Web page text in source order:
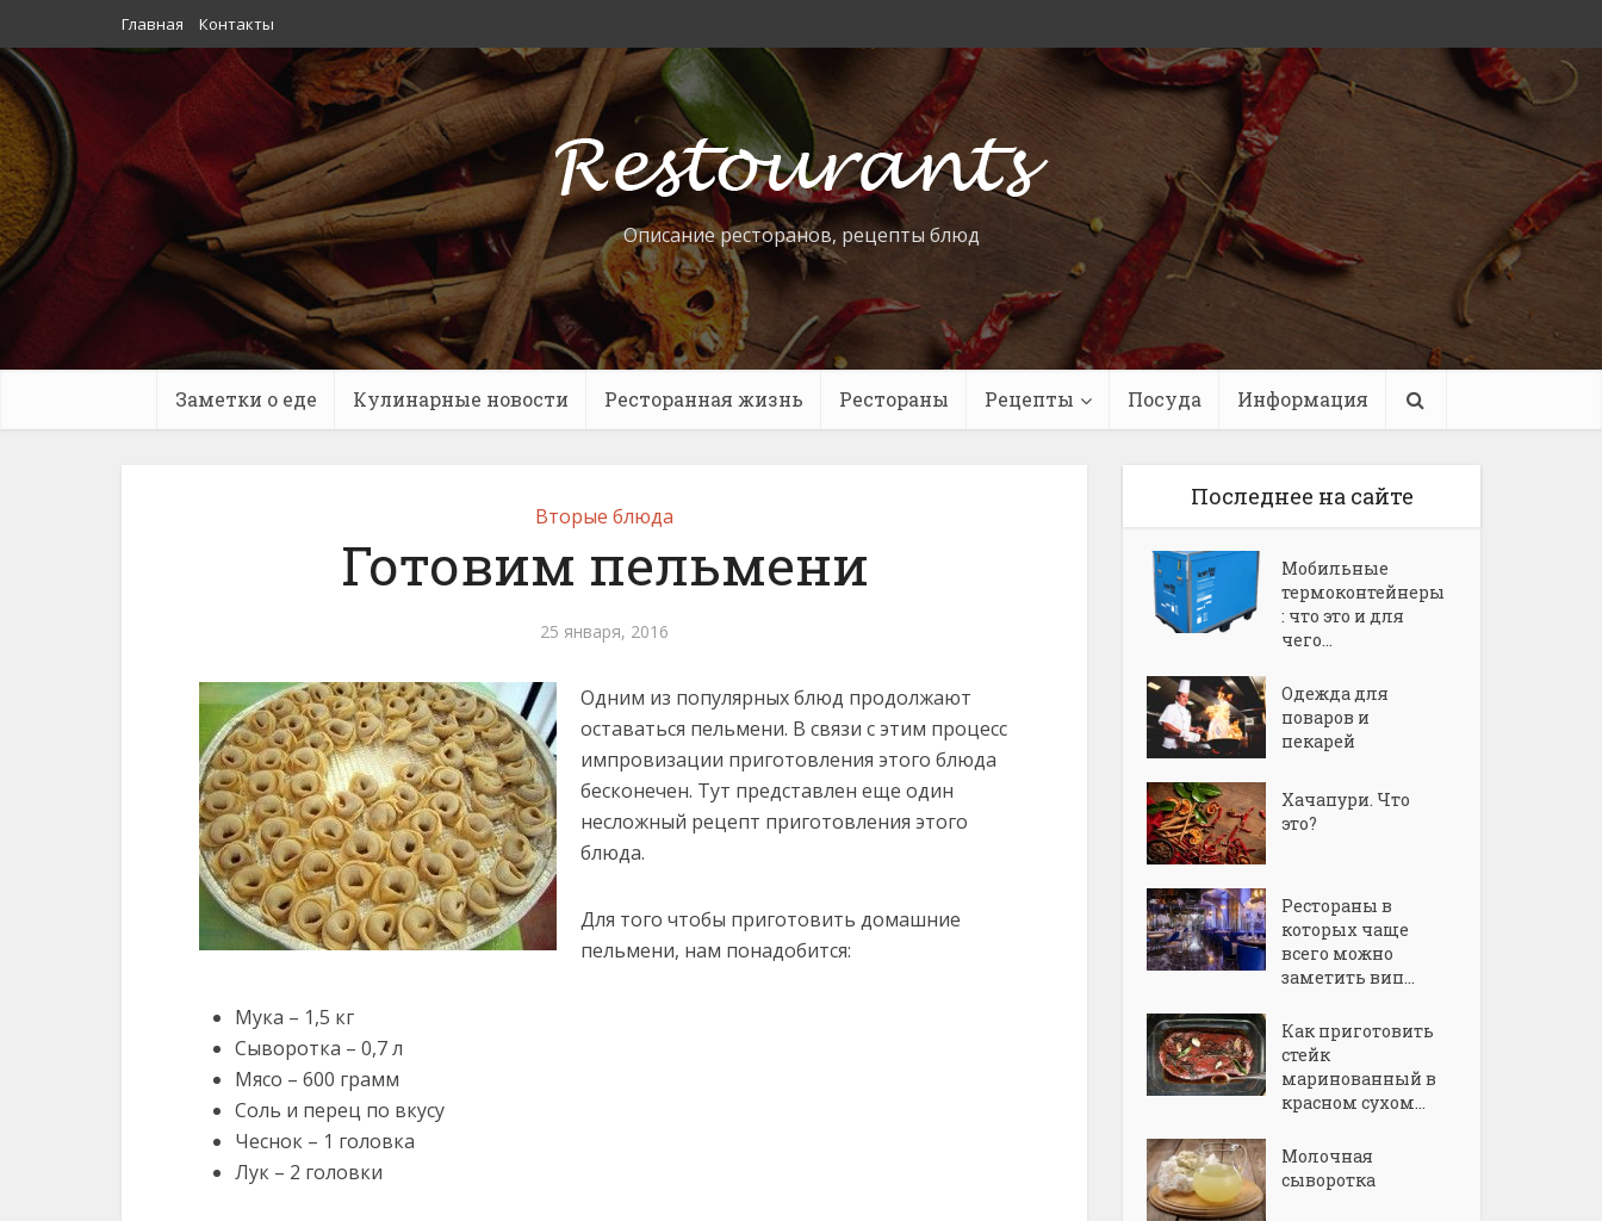
Главная Контакты
Описание ресторанов, рецепты блюд
Заметки о еде Кулинарные новости Ресторанная жизнь Рестораны Рецепты Посуда Информация
Вторые блюда
Готовим пельмени
25 января, 2016
Одним из популярных блюд продолжают
оставаться пельмени. В связи с этим процесс
импровизации приготовления этого блюда
бесконечен. Тут представлен еще один
несложный рецепт приготовления этого
блюда.
Для того чтобы приготовить домашние
пельмени, нам понадобится:
Мука – 1,5 кг
Сыворотка – 0,7 л
Мясо – 600 грамм
Соль и перец по вкусу
Чеснок – 1 головка
Лук – 2 головки
Последнее на сайте
Мобильные
термоконтейнеры
: что это и для
чего...
Одежда для
поваров и
пекарей
Хачапури. Что
это?
Рестораны в
которых чаще
всего можно
заметить вип...
Как приготовить
стейк
маринованный в
красном сухом...
Молочная
сыворотка